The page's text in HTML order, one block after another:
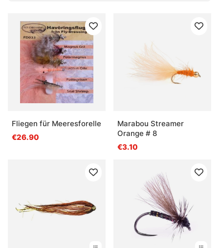
Was sind Nymphen?
Was sind Streamer?
Was sind Tubenfliegen?
Fliegen für Meeresforelle
€26.90
Marabou Streamer
Orange # 8
€3.10